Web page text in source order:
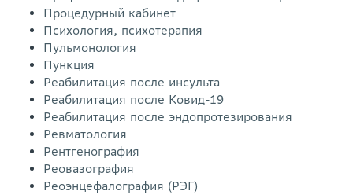
Процедурный кабинет
Психология, психотерапия
Пульмонология
Пункция
Реабилитация после инсульта
Реабилитация после Ковид-19
Реабилитация после эндопротезирования
Ревматология
Рентгенография
Реовазография
Реоэнцефалография (РЭГ)